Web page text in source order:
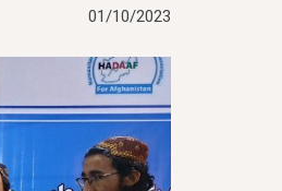
01/10/2023